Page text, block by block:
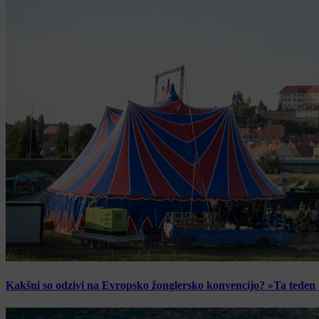
Kakšni so odzivi na Evropsko žonglersko konvencijo? »Ta